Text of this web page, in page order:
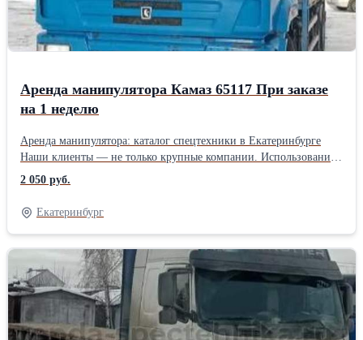
Аренда манипулятора Камаз 65117 При заказе
на 1 неделю
Аренда манипулятора: каталог спецтехники в Екатеринбурге
Наши клиенты — не только крупные компании. Использование
спецтехники может понадобиться не только в рамках
строительного процесса, но и при выполнении ряда бытовых
задач, связанных с необходимостью транспортировки и
перемещения на объекте больших и тяжелых грузов. Мы
предлагаем аренду манипулятора Daewoo Novus. Эта
современная модель универсального спецтранспорта позволит
Вам осуществить: * Перевозка строительных материалов и
крупногабаритных грузов. Маневренность машины позволит с
легкостью не только доставить необходимый груз к месту
назначения, но и без проблем совершить погрузочно-
разгрузочные работы в стесненных условиях города; * При
2 050 руб.
Екатеринбург